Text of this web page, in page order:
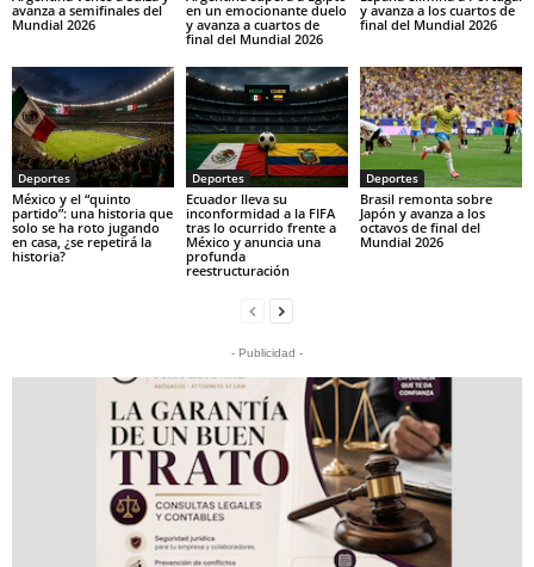
avanza a semifinales del
Mundial 2026
en un emocionante duelo
y avanza a cuartos de
final del Mundial 2026
y avanza a los cuartos de
final del Mundial 2026
Deportes
México y el “quinto
partido”: una historia que
solo se ha roto jugando
en casa, ¿se repetirá la
historia?
Deportes
Ecuador lleva su
inconformidad a la FIFA
tras lo ocurrido frente a
México y anuncia una
profunda
reestructuración
Deportes
Brasil remonta sobre
Japón y avanza a los
octavos de final del
Mundial 2026
- Publicidad -